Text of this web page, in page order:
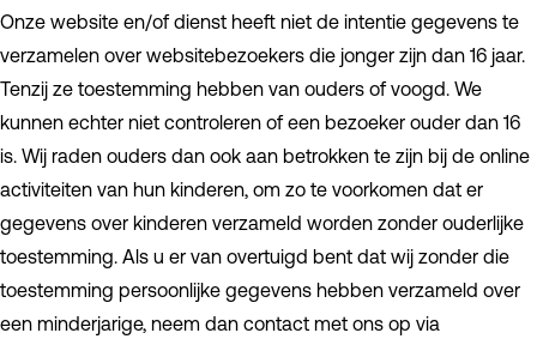
Onze website en/of dienst heeft niet de intentie gegevens te
verzamelen over websitebezoekers die jonger zijn dan 16 jaar.
Tenzij ze toestemming hebben van ouders of voogd. We
kunnen echter niet controleren of een bezoeker ouder dan 16
is. Wij raden ouders dan ook aan betrokken te zijn bij de online
activiteiten van hun kinderen, om zo te voorkomen dat er
gegevens over kinderen verzameld worden zonder ouderlijke
toestemming. Als u er van overtuigd bent dat wij zonder die
toestemming persoonlijke gegevens hebben verzameld over
een minderjarige, neem dan contact met ons op via